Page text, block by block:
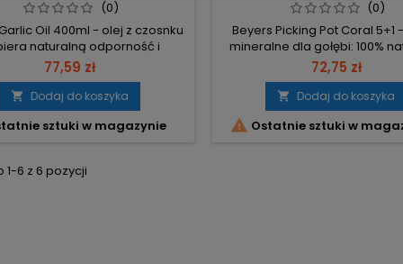
ODPORNOŚCI GOŁĘBI
(0)
Oil 400ml - olej z czosnku
naturalną odporność i
krwi u gołębi. Pojemność
– koncentrat do dodawania do
10 ml na 1 kg karmy
przygotowanie porcji.
1–2 razy w tygodniu – cały
metabolizm,...
77,59 zł
 Dodaj do koszyka
sztuki w magazynie
WZMACNIA PIÓRA I (0)
Beyers Picking Pot Coral 5+1
mineralne dla gołębi: 100%
mieszanka muszli,
kamienia, gritu i alg
wspierająca trawienie i
Stosować bez ograniczeń —
stały dostęp przez cały rok.
72,75 zł
 Dodaj do koszyka
 Ostatnie sztuki w
1-6 z 6 pozycji